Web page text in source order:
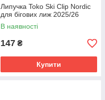
Липучка Toko Ski Clip Nordic
для бігових лиж 2025/26
В наявності
147 ₴
Купити